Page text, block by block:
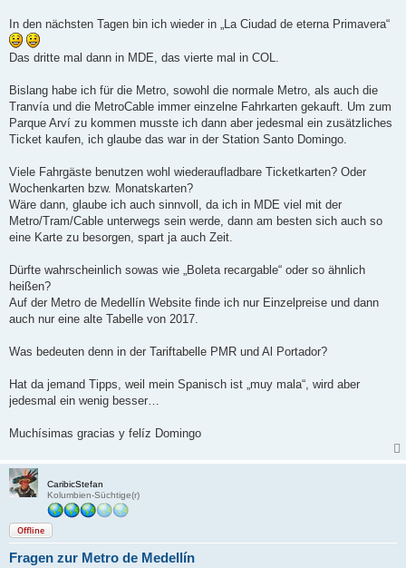
a
g
In den nächsten Tagen bin ich wieder in „La Ciudad de eterna Primavera“
Das dritte mal dann in MDE, das vierte mal in COL.
Bislang habe ich für die Metro, sowohl die normale Metro, als auch die
Tranvía und die MetroCable immer einzelne Fahrkarten gekauft. Um zum
Parque Arví zu kommen musste ich dann aber jedesmal ein zusätzliches
Ticket kaufen, ich glaube das war in der Station Santo Domingo.
Viele Fahrgäste benutzen wohl wiederaufladbare Ticketkarten? Oder
Wochenkarten bzw. Monatskarten?
Wäre dann, glaube ich auch sinnvoll, da ich in MDE viel mit der
Metro/Tram/Cable unterwegs sein werde, dann am besten sich auch so
eine Karte zu besorgen, spart ja auch Zeit.
Dürfte wahrscheinlich sowas wie „Boleta recargable“ oder so ähnlich
heißen?
Auf der Metro de Medellín Website finde ich nur Einzelpreise und dann
auch nur eine alte Tabelle von 2017.
Was bedeuten denn in der Tariftabelle PMR und Al Portador?
Hat da jemand Tipps, weil mein Spanisch ist „muy mala“, wird aber
jedesmal ein wenig besser…
Muchísimas gracias y felíz Domingo
CaribicStefan
Kolumbien-Süchtige(r)
Offline
Fragen zur Metro de Medellín